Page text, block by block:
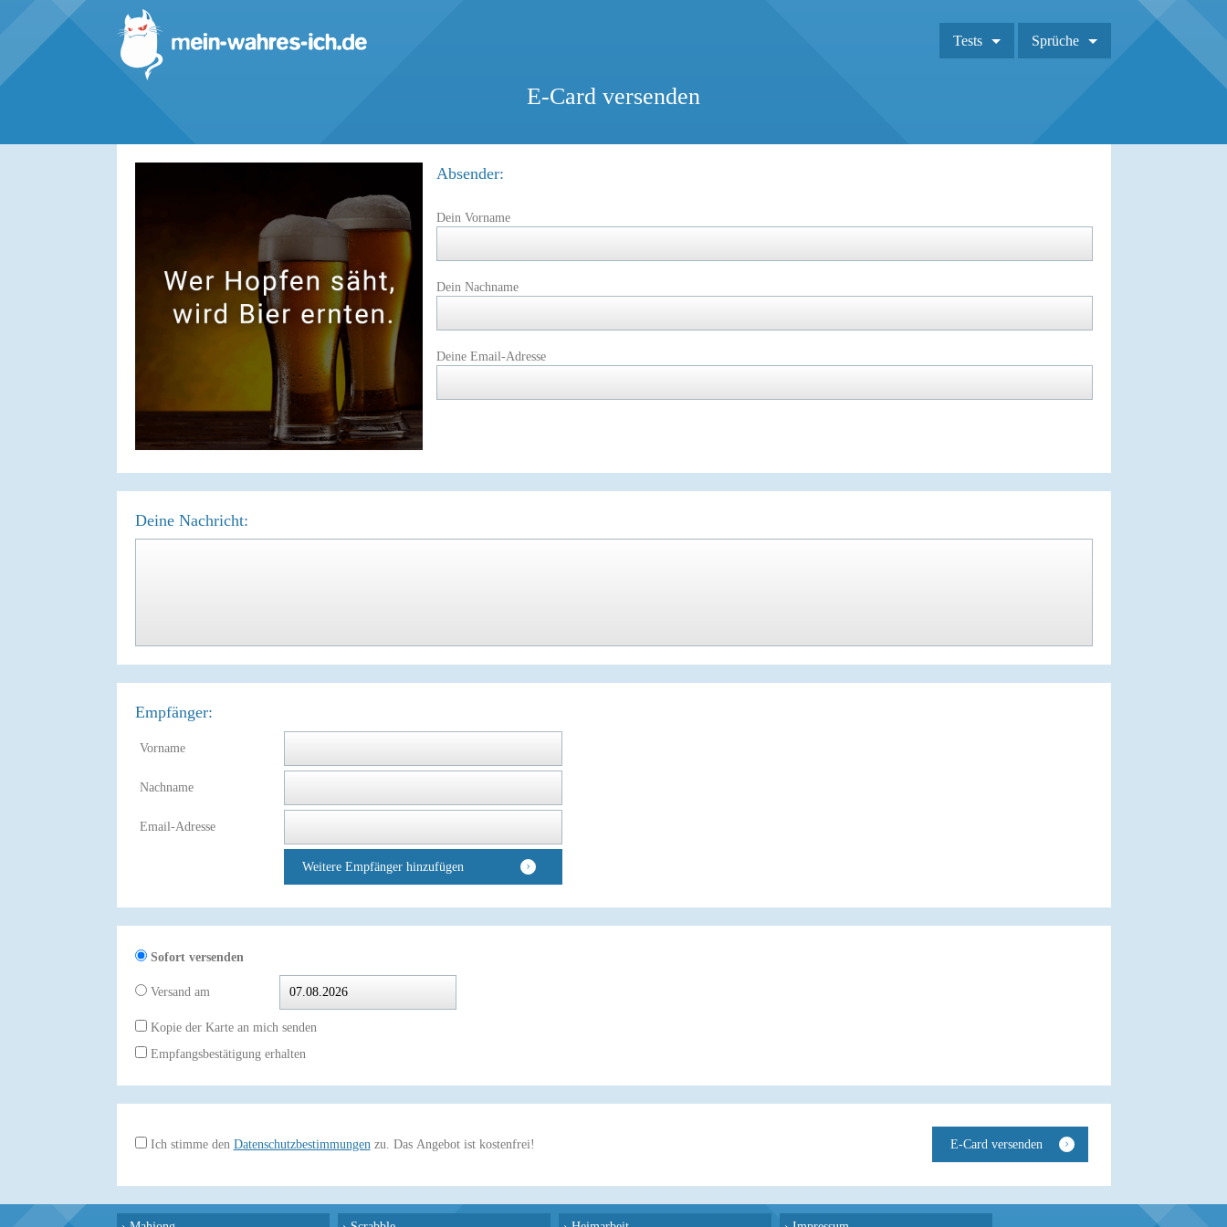
Tests Sprüche
E-Card versenden
Absender:
Dein Vorname
Dein Nachname
Deine Email-Adresse
Deine Nachricht:
Empfänger:
Vorname
Nachname
Email-Adresse
Weitere Empfänger hinzufügen
Sofort versenden
Versand am
Kopie der Karte an mich senden
Empfangsbestätigung erhalten
Ich stimme den Datenschutzbestimmungen zu. Das Angebot ist kostenfrei!